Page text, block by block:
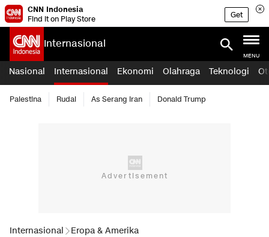
CNN Indonesia
Find it on Play Store
Get
Internasional
MENU
Nasional Internasional Ekonomi Olahraga Teknologi
Palestina Rudal As Serang Iran Donald Trump
Internasional Eropa & Amerika